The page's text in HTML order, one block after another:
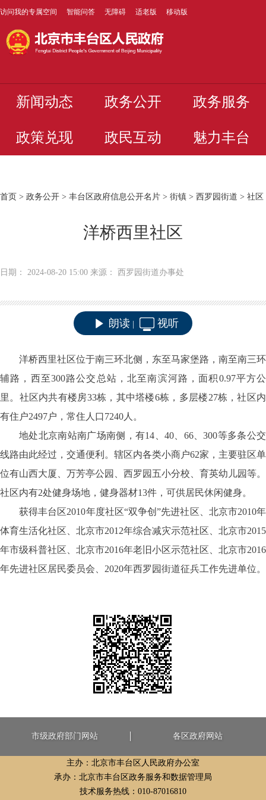
访问我的专属空间 智能问答 无障碍 适老版 移动版
新闻动态 政务公开 政务服务
政策兑现 政民互动 魅力丰台
首页 > 政务公开 > 丰台区政府信息公开名片 > 街镇 > 西罗园街道 > 社区
洋桥西里社区
日期： 2024-08-20 15:00 来源： 西罗园街道办事处
朗读 视听
洋桥西里社区位于南三环北侧，东至马家堡路，南至南三环
辅路，西至300路公交总站，北至南滨河路，面积0.97平方公
里。社区内共有楼房33栋，其中塔楼6栋，多层楼27栋，社区内
有住户2497户，常住人口7240人。
地处北京南站南广场南侧，有14、40、66、300等多条公交
线路由此经过，交通便利。辖区内各类小商户62家， 主要驻区单
位有山西大厦、万芳亭公园、西罗园五小分校、育英幼儿园等。
社区内有2处健身场地，健身器材13件，可供居民休闲健身。
获得丰台区2010年度社区“双争创”先进社区、北京市2010年
体育生活化社区、北京市2012年综合减灾示范社区、北京市2015
年市级科普社区、北京市2016年老旧小区示范社区、北京市2016
年先进社区居民委员会、2020年西罗园街道征兵工作先进单位。
市级政府部门网站 各区政府网站
主办：北京市丰台区人民政府办公室
承办：北京市丰台区政务服务和数据管理局
技术服务热线：010-87016810